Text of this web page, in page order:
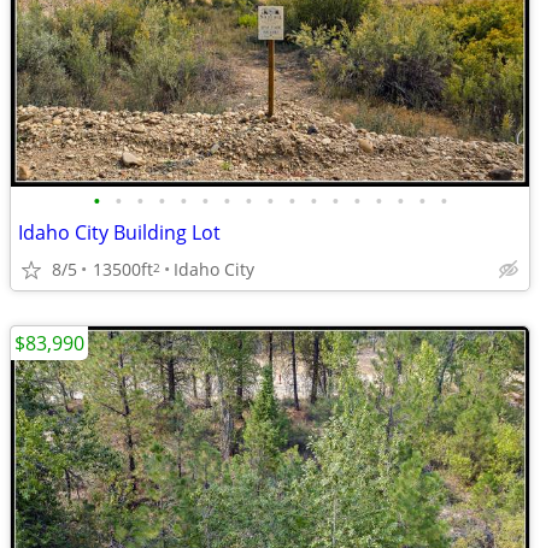
• • • • • • • • • • • • • • • • •
Idaho City Building Lot
8/5 13500ft2 Idaho City
$83,990